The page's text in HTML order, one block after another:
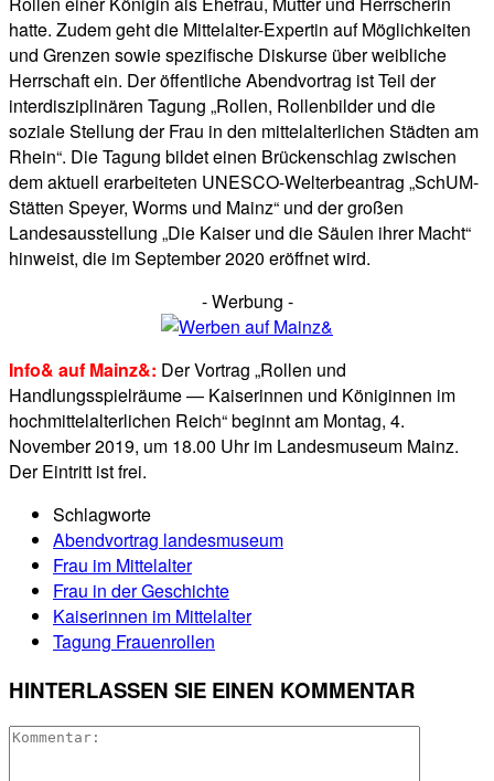
hatte. Zudem geht die Mittelalter-Expertin auf Möglichkeiten
und Grenzen sowie spezifische Diskurse über weibliche
Herrschaft ein. Der öffentliche Abendvortrag ist Teil der
interdisziplinären Tagung „Rollen, Rollenbilder und die
soziale Stellung der Frau in den mittelalterlichen Städten am
Rhein“. Die Tagung bildet einen Brückenschlag zwischen
dem aktuell erarbeiteten UNESCO-Welterbeantrag „SchUM-
Stätten Speyer, Worms und Mainz“ und der großen
Landesausstellung „Die Kaiser und die Säulen ihrer Macht“
hinweist, die im September 2020 eröffnet wird.
- Werbung -
Info& auf Mainz&: Der Vortrag „Rollen und
Handlungsspielräume — Kaiserinnen und Königinnen im
hochmittelalterlichen Reich“ beginnt am Montag, 4.
November 2019, um 18.00 Uhr im Landesmuseum Mainz.
Der Eintritt ist frei.
Schlagworte
Abendvortrag landesmuseum
Frau im Mittelalter
Frau in der Geschichte
Kaiserinnen im Mittelalter
Tagung Frauenrollen
HINTERLASSEN SIE EINEN KOMMENTAR